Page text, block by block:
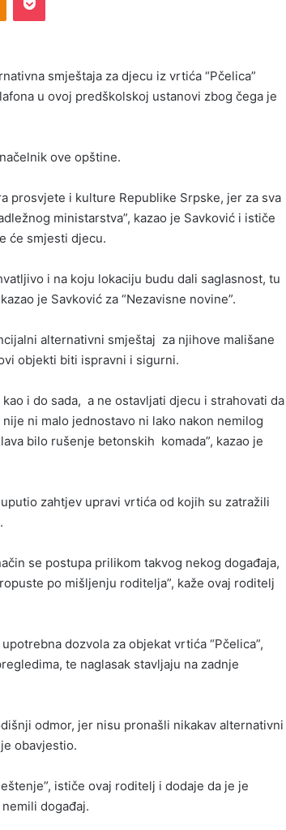
smještaja za djecu iz vrtića “Pčelica”
u ovoj predškolskoj ustanovi zbog čega je
ove opštine.
prosvjete i kulture Republike Srpske, jer za sva
ministarstva”, kazao je Savković i ističe
će smjesti djecu.
i na koju lokaciju budu dali saglasnost, tu
je Savković za “Nezavisne novine”.
alternativni smještaj za njihove mališane
objekti biti ispravni i sigurni.
i do sada, a ne ostavljati djecu i strahovati da
ni malo jednostavo ni lako nakon nemilog
bilo rušenje betonskih komada”, kazao je
zahtjev upravi vrtića od kojih su zatražili
se postupa prilikom takvog nekog događaja,
po mišljenju roditelja”, kaže ovaj roditelj
dozvola za objekat vrtića “Pčelica”,
te naglasak stavljaju na zadnje
odmor, jer nisu pronašli nikakav alternativni
obavjestio.
ističe ovaj roditelj i dodaje da je je
događaj.